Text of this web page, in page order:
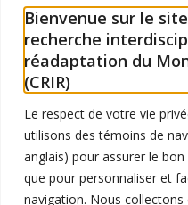
Bienvenue sur le
recherche
réadaptation du
(CRIR)
Le respect de votre vie
utilisons des témoins de
anglais) pour assurer le
que pour personnaliser et
navigation. Nous